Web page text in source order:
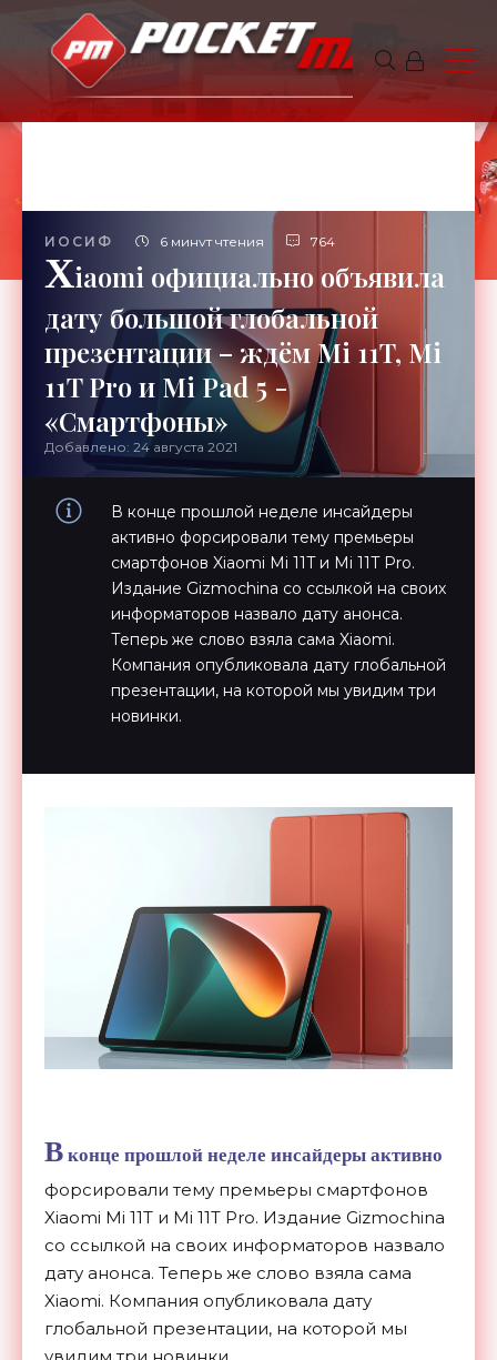
ИОСИФ 6 минут чтения 764
Xiaomi официально объявила
дату большой глобальной
презентации – ждём Mi 11T, Mi
11T Pro и Mi Pad 5 -
«Смартфоны»
Добавлено: 24 августа 2021
В конце прошлой неделе инсайдеры
активно форсировали тему премьеры
смартфонов Xiaomi Mi 11T и Mi 11T Pro.
Издание Gizmochina со ссылкой на своих
информаторов назвало дату анонса.
Теперь же слово взяла сама Xiaomi.
Компания опубликовала дату глобальной
презентации, на которой мы увидим три
новинки.
Вконце прошлой неделе инсайдеры активно
форсировали тему премьеры смартфонов
Xiaomi Mi 11T и Mi 11T Pro. Издание Gizmochina
со ссылкой на своих информаторов назвало
дату анонса. Теперь же слово взяла сама
Xiaomi. Компания опубликовала дату
глобальной презентации, на которой мы